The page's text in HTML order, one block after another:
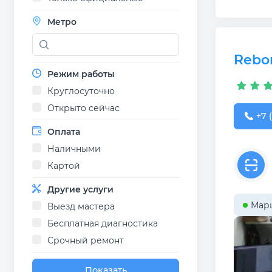
Метро
Режим работы
Круглосуточно
Открыто сейчас
Оплата
Наличными
Картой
Другие услуги
Выезд мастера
Бесплатная диагностика
Срочный ремонт
+7+7